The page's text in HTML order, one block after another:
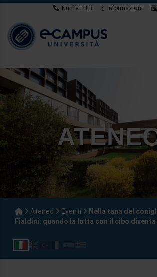
Numeri Utili Informazioni
Ateneo Eventi
Nella tana del
Fialdini: quando la lotta con il cibo